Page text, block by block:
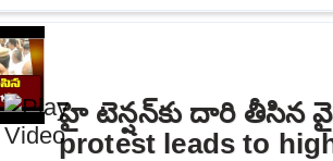
హై టెన్షన్‌కు దారి తీసిన
protest leads to